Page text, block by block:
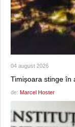
04 august 2026
Timișoara stinge în
de: Marcel Hoster